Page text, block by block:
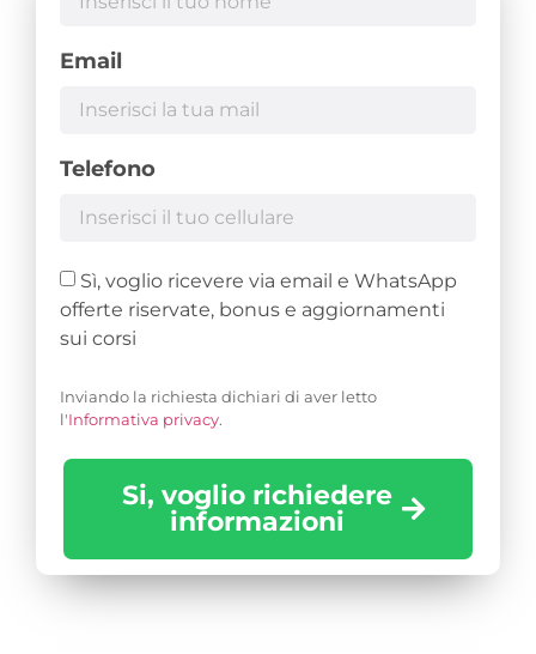
Email
Telefono
Sì, voglio ricevere via email e WhatsApp
offerte riservate, bonus e aggiornamenti
sui corsi
Inviando la richiesta dichiari di aver letto
l'Informativa privacy.
Si, voglio richiedere
informazioni